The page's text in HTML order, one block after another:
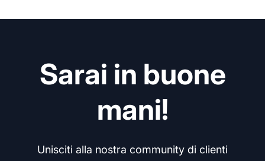
Sarai in buone
mani!
Unisciti alla nostra community di clienti